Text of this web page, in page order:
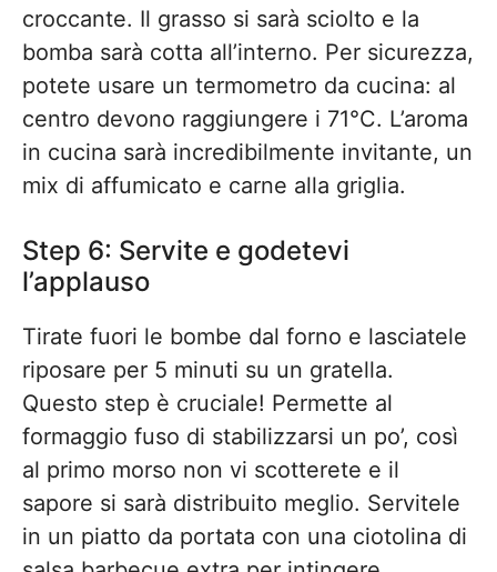
croccante. Il grasso si sarà sciolto e la
bomba sarà cotta all’interno. Per sicurezza,
potete usare un termometro da cucina: al
centro devono raggiungere i 71°C. L’aroma
in cucina sarà incredibilmente invitante, un
mix di affumicato e carne alla griglia.
Step 6: Servite e godetevi
l’applauso
Tirate fuori le bombe dal forno e lasciatele
riposare per 5 minuti su un gratella.
Questo step è cruciale! Permette al
formaggio fuso di stabilizzarsi un po’, così
al primo morso non vi scotterete e il
sapore si sarà distribuito meglio. Servitele
in un piatto da portata con una ciotolina di